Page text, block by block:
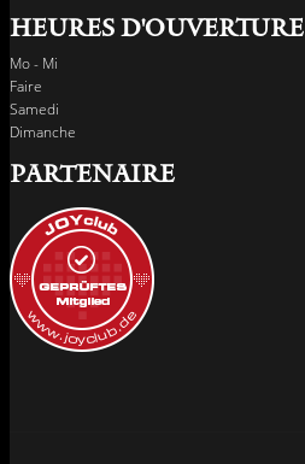
Heures d'ouverture
Mo - Mi
Faire
Samedi
Dimanche
PARTENAIRE